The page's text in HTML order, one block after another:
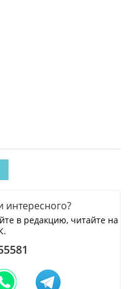
интересного?
в редакцию, читайте на